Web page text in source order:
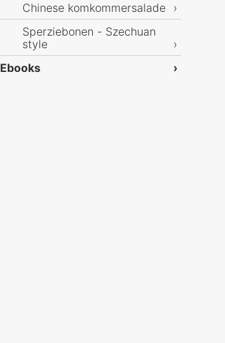
Chinese komkommersalade
Sperziebonen - Szechuan
style
Ebooks